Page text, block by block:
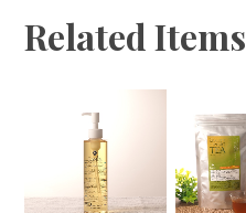
Related Items